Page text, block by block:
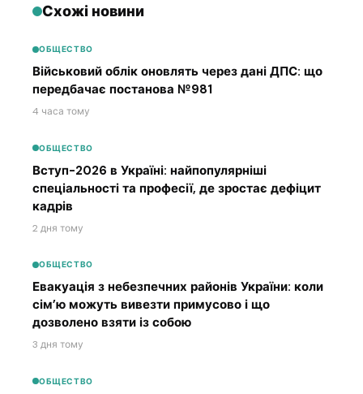
Схожі новини
ОБЩЕСТВО
Військовий облік оновлять через дані ДПС: що
передбачає постанова №981
4 часа тому
ОБЩЕСТВО
Вступ-2026 в Україні: найпопулярніші
спеціальності та професії, де зростає дефіцит
кадрів
2 дня тому
ОБЩЕСТВО
Евакуація з небезпечних районів України: коли
сім’ю можуть вивезти примусово і що
дозволено взяти із собою
3 дня тому
ОБЩЕСТВО